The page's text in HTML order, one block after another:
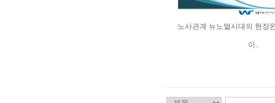
노사관계 뉴노멀시대의 현장
이..